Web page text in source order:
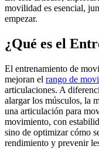
movilidad es esencial,
empezar.
¿Qué es el
El entrenamiento de
mejoran el rango de
articulaciones. A
alargar los músculos, la
una articulación para
movimiento, con
sino de optimizar cómo
rendimiento y prevenir